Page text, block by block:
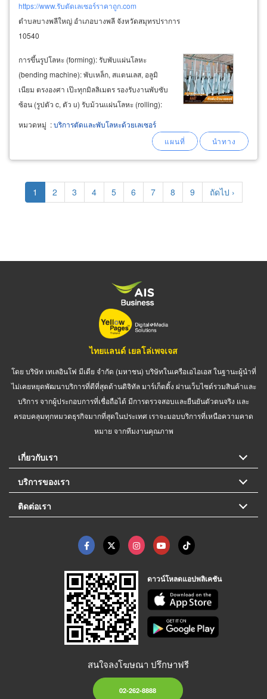
https://www.รับตัดเลเซอร์ราคาถูก.com
ตำบลบางพลีใหญ่ อำเภอบางพลี จังหวัดสมุทรปราการ
10540
การขึ้นรูปโลหะ (forming): รับพับแผ่นโลหะ
(bending machine): พับเหล็ก, สแตนเลส, อลูมิ
เนียม ตรงองศา เป๊ะทุกมิลลิเมตร รองรับงานพับซับ
ซ้อน (รูปตัว c, ตัว u) รับม้วนแผ่นโลหะ (rolling):
ม้วนแผ่นเหล็ก/สแตนเลส เป็นท่อปล่อง ถัง
ม้วน
หมวดหมู่ :บริการตัดและพับโลหะด้วยเลเซอร์
Pagination
Current
page
1 Page
2 Page
3 Page
4 Page
5 Page
6 Page
7 Page
8 Page
9
Next
page
ถัดไป ›
ไทยแลนด์ เยลโล่เพจเจส
โดย บริษัท เทเลอินโฟ มีเดีย จำกัด (มหาชน) บริษัทในเครือเอไอเอส ในฐานะผู้นำที่
ไม่เคยหยุดพัฒนาบริการที่ดีที่สุดด้านดิจิทัล มาร์เก็ตติ้ง ผ่านเว็บไซต์รวมสินค้าและ
บริการ จากผู้ประกอบการที่เชื่อถือได้ มีการตรวจสอบและยืนยันตัวตนจริง และ
ครอบคลุมทุกหมวดธุรกิจมากที่สุดในประเทศ เราจะมอบบริการที่เหนือความคาด
หมาย จากทีมงานคุณภาพ
เกี่ยวกับเรา
บริการของเรา
ติดต่อเรา
ดาวน์โหลดแอปพลิเคชัน
สนใจลงโฆษณา ปรึกษาฟรี
02-262-8888